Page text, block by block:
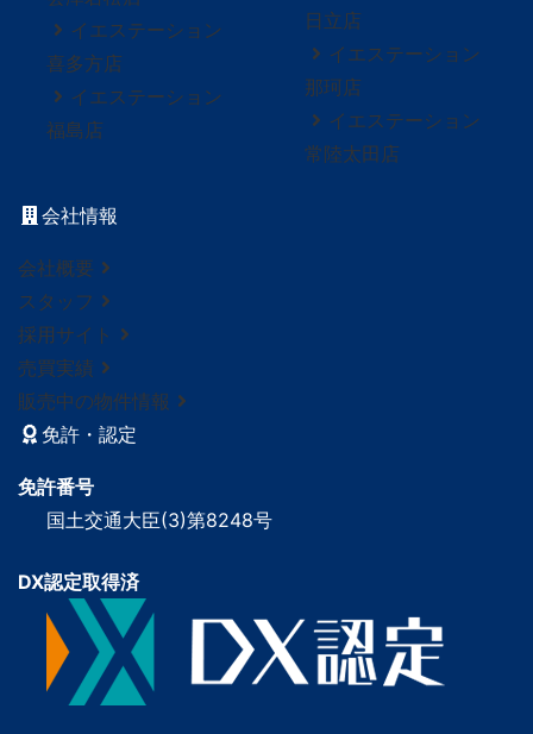
イエステーション
喜多方店
イエステーション
福島店
日立店
イエステーション
那珂店
イエステーション
常陸太田店
会社情報
会社概要
スタッフ
採用サイト
売買実績
販売中の物件情報
免許・認定
免許番号
国土交通大臣(3)第8248号
DX認定取得済